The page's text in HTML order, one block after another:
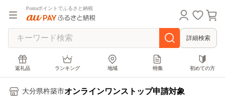
Pontaポイントでふるさと納税
詳細検索
返礼品 ランキング 地域 特集 初めての方
大分県杵築市オンラインワンストップ申請対象